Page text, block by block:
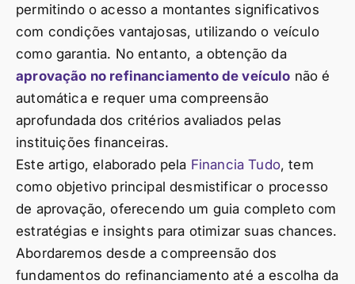
permitindo o acesso a montantes significativos
com condições vantajosas, utilizando o veículo
como garantia. No entanto, a obtenção da
aprovação no refinanciamento de veículo não é
automática e requer uma compreensão
aprofundada dos critérios avaliados pelas
instituições financeiras.
Este artigo, elaborado pela Financia Tudo, tem
como objetivo principal desmistificar o processo
de aprovação, oferecendo um guia completo com
estratégias e insights para otimizar suas chances.
Abordaremos desde a compreensão dos
fundamentos do refinanciamento até a escolha da